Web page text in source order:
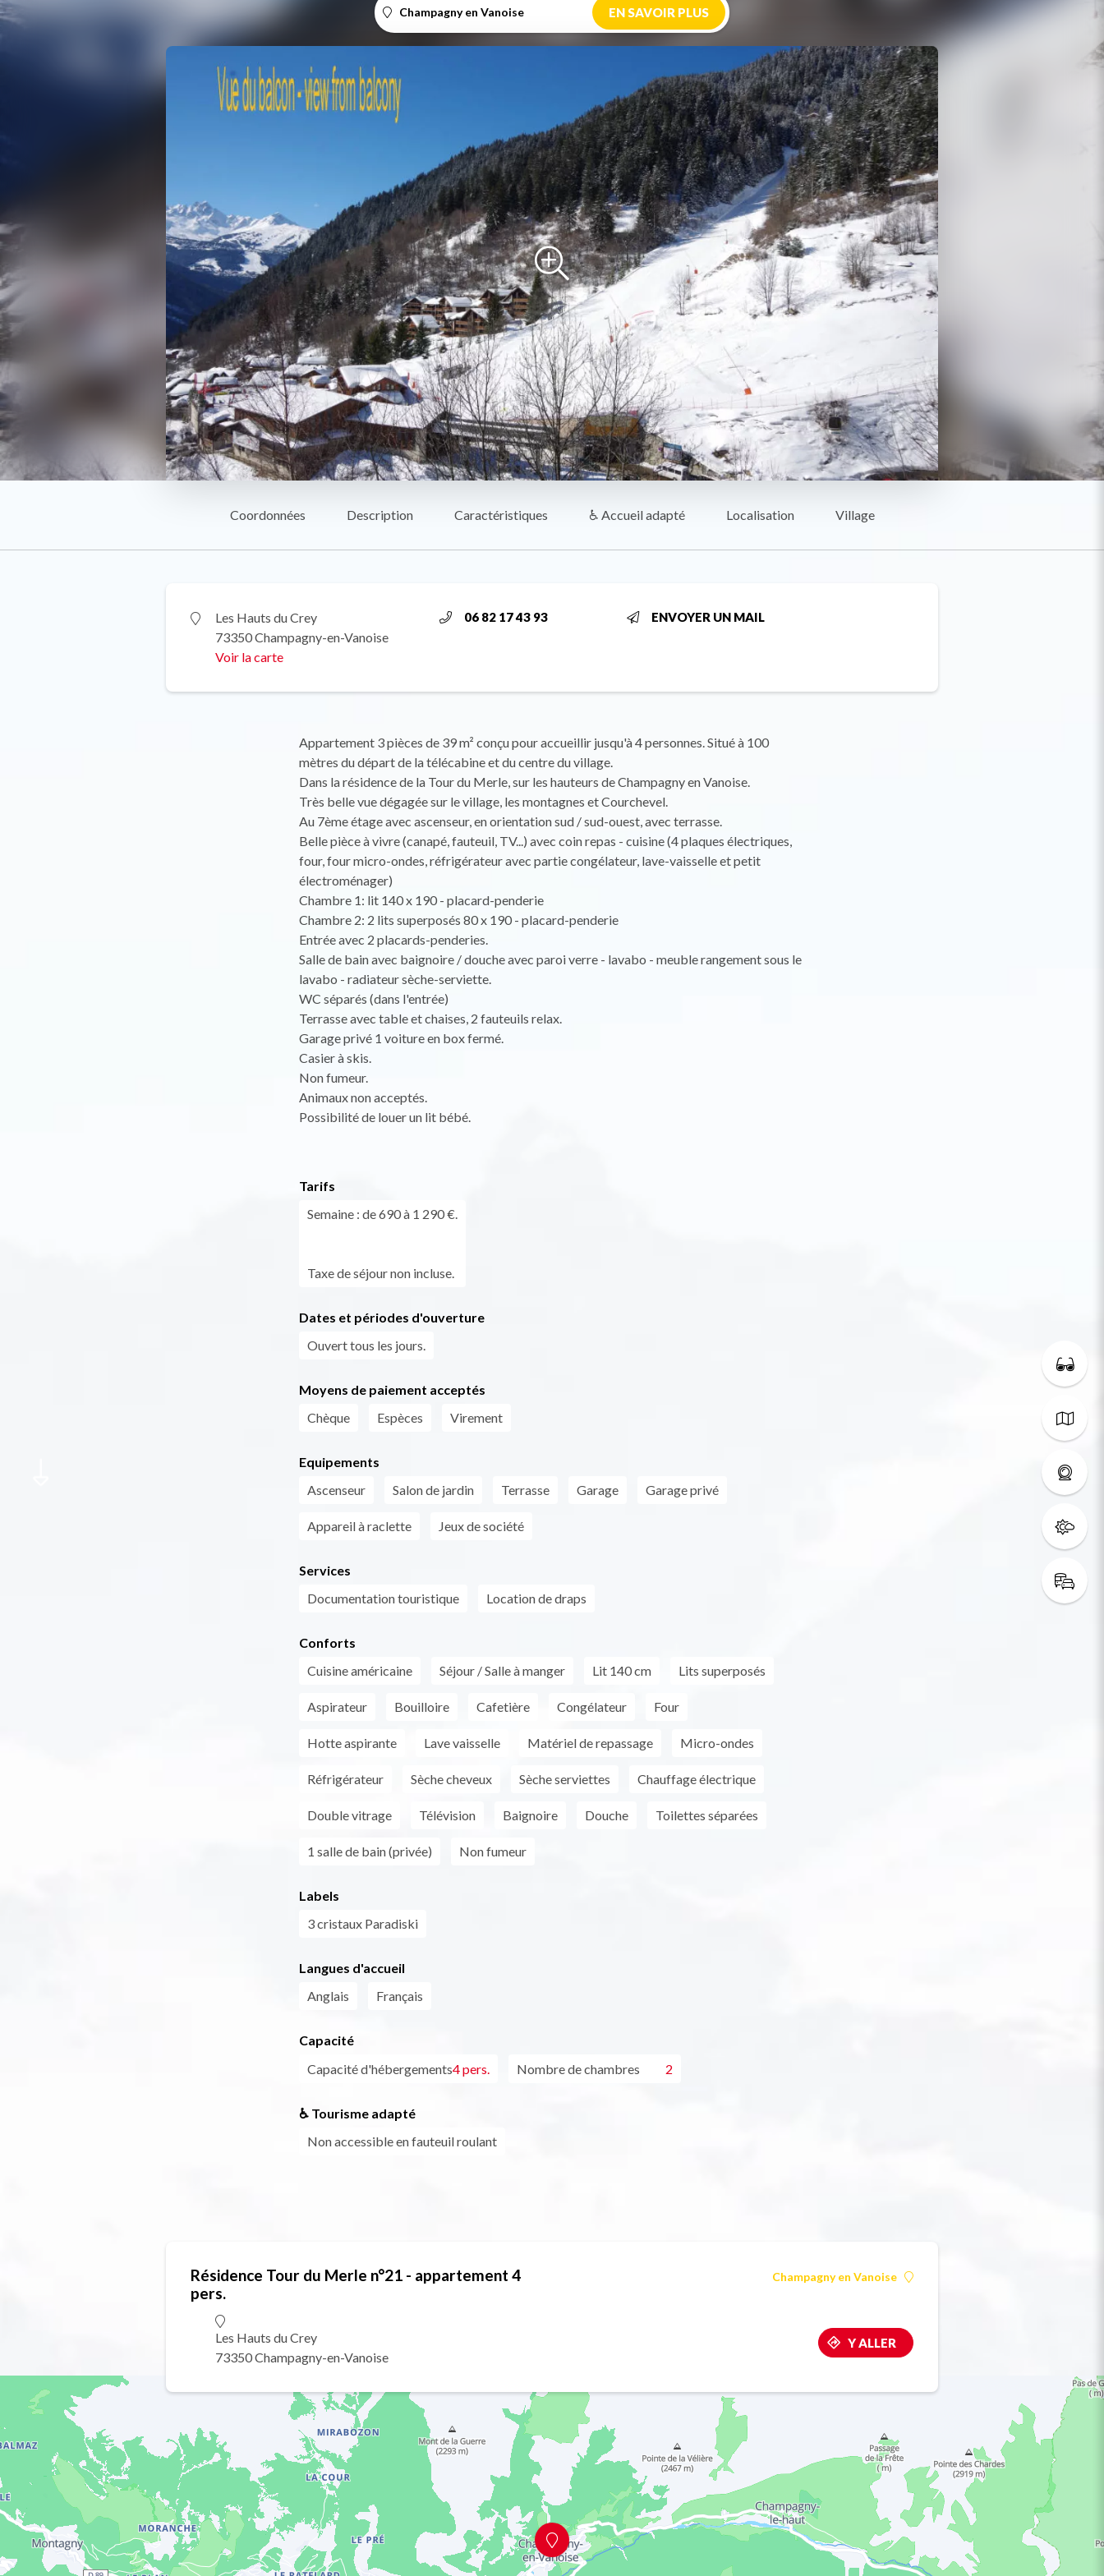
Champagny en Vanoise EN SAVOIR PLUS
Coordonnées Description Caractéristiques ♿ Accueil adapté Localisation Village
Les Hauts du Crey
73350 Champagny-en-Vanoise
Voir la carte
06 82 17 43 93 ENVOYER UN MAIL
Appartement 3 pièces de 39 m² conçu pour accueillir jusqu'à 4 personnes. Situé à 100
mètres du départ de la télécabine et du centre du village.
Dans la résidence de la Tour du Merle, sur les hauteurs de Champagny en Vanoise.
Très belle vue dégagée sur le village, les montagnes et Courchevel.
Au 7ème étage avec ascenseur, en orientation sud / sud-ouest, avec terrasse.
Belle pièce à vivre (canapé, fauteuil, TV...) avec coin repas - cuisine (4 plaques électriques,
four, four micro-ondes, réfrigérateur avec partie congélateur, lave-vaisselle et petit
électroménager)
Chambre 1: lit 140 x 190 - placard-penderie
Chambre 2: 2 lits superposés 80 x 190 - placard-penderie
Entrée avec 2 placards-penderies.
Salle de bain avec baignoire / douche avec paroi verre - lavabo - meuble rangement sous le
lavabo - radiateur sèche-serviette.
WC séparés (dans l'entrée)
Terrasse avec table et chaises, 2 fauteuils relax.
Garage privé 1 voiture en box fermé.
Casier à skis.
Non fumeur.
Animaux non acceptés.
Possibilité de louer un lit bébé.
Tarifs
Semaine : de 690 à 1 290 €.
Taxe de séjour non incluse.
Dates et périodes d'ouverture
Ouvert tous les jours.
Moyens de paiement acceptés
Chèque
Espèces Virement
Equipements
Ascenseur
Salon de jardin Terrasse Garage Garage privé
Appareil à raclette Jeux de société
Services
Documentation touristique
Location de draps
Conforts
Cuisine américaine
Séjour / Salle à manger Lit 140 cm Lits superposés
Aspirateur Bouilloire Cafetière Congélateur Four
Hotte aspirante Lave vaisselle Matériel de repassage Micro-ondes
Réfrigérateur Sèche cheveux Sèche serviettes Chauffage électrique
Double vitrage Télévision Baignoire Douche Toilettes séparées
1 salle de bain (privée) Non fumeur
Labels
3 cristaux Paradiski
Langues d'accueil
Anglais
Français
Capacité
Capacité d'hébergements4 pers. Nombre de chambres 2
♿ Tourisme adapté
Non accessible en fauteuil roulant
Résidence Tour du Merle n°21 - appartement 4
pers.
Les Hauts du Crey
73350 Champagny-en-Vanoise
Champagny en Vanoise
Y ALLER